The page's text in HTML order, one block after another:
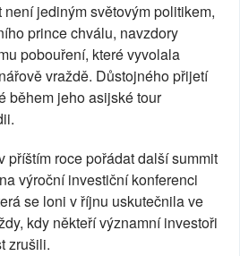
jediným světovým politikem,
prince chválu, navzdory
pobouření, které vyvolala
vraždě. Důstojného přijetí
během jeho asijské tour
příštím roce pořádat další summit
výroční investiční konferenci
se loni v říjnu uskutečnila ve
kdy někteří významní investoři
zrušili.